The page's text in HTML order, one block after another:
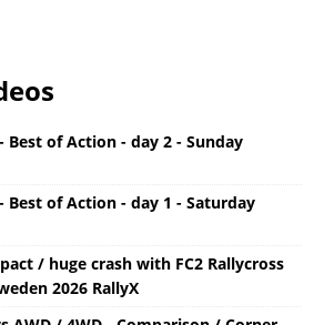
Best of Action - day 2 - Sunday
Best of Action - day 1 - Saturday
/ huge crash with FC2 Rallycross
2026 RallyX